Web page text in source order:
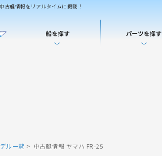
古艇情報をリアルタイムに掲載！
船を探す パーツを探す
ル一覧 中古艇情報 ヤマハ FR-25